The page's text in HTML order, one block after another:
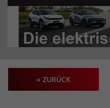
« ZURÜCK